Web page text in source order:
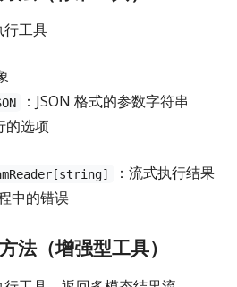
行工具
：JSON 格式的参数字符串
的选项
：流式执行结果
中的错误
（增强型工具）